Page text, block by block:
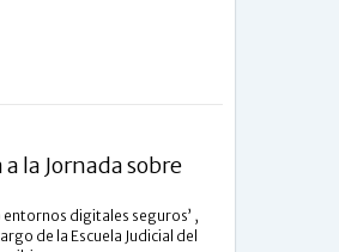
la Jornada sobre
digitales seguros’ ,
de la Escuela Judicial del